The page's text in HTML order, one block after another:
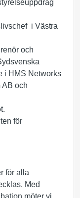
i Västra
och
i HMS Networks
AB och
för
för alla
Med
möter vi